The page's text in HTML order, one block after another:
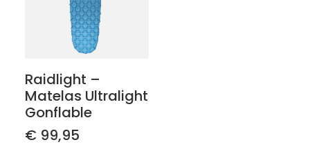
Raidlight –
Matelas Ultralight
Gonflable
€ 99,95